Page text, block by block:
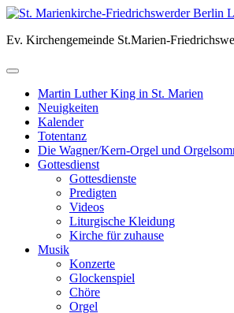
Skip
content
Ev. Kirchengemeinde St.Marien-
Martin Luther King in St. Marien
Neuigkeiten
Kalender
Totentanz
Die Wagner/Kern-Orgel und
Gottesdienst
Gottesdienste
Predigten
Videos
Liturgische Kleidung
Kirche für zuhause
Musik
Konzerte
Glockenspiel
Chöre
Orgel